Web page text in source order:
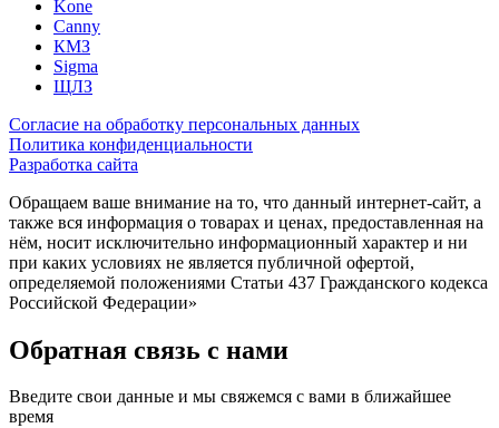
Kone
Canny
КМЗ
Sigma
ЩЛЗ
Согласие на обработку персональных данных
Политика конфиденциальности
Разработка сайта
Обращаем ваше внимание на то, что данный интернет-сайт, а
также вся информация о товарах и ценах, предоставленная на
нём, носит исключительно информационный характер и ни
при каких условиях не является публичной офертой,
определяемой положениями Статьи 437 Гражданского кодекса
Российской Федерации»
Обратная связь с нами
Введите свои данные и мы свяжемся с вами в ближайшее
время